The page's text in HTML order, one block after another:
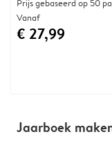
Prijs gebaseerd op 50
Vanaf
€ 27,99
Jaarboek